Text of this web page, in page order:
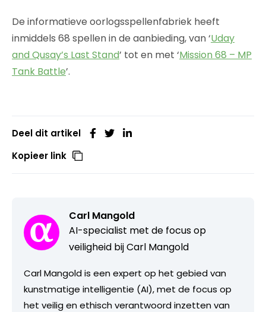
De informatieve oorlogsspellenfabriek heeft
inmiddels 68 spellen in de aanbieding, van ‘Uday
and Qusay’s Last Stand’ tot en met ‘Mission 68 – MP
Tank Battle’.
Deel dit artikel
Kopieer link
Carl Mangold
AI-specialist met de focus op
veiligheid bij Carl Mangold
Carl Mangold is een expert op het gebied van
kunstmatige intelligentie (AI), met de focus op
het veilig en ethisch verantwoord inzetten van